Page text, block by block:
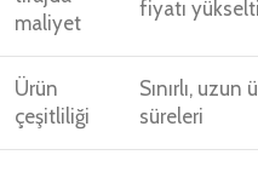
maliyet
fiyatı
Ürün
çeşitliliği
Sınırlı, uzun
süreleri